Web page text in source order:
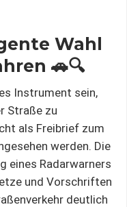
Wahl
🚗🔍
Instrument sein,
Straße zu
als Freibrief zum
werden. Die
eines Radarwarners
und Vorschriften
deutlich